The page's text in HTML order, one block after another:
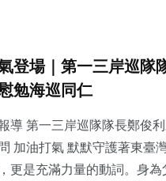
登場｜第一三岸巡隊
勉海巡同仁
導 第一三岸巡隊隊長鄭俊
加油打氣 默默守護著東臺
更是充滿力量的動詞。身為